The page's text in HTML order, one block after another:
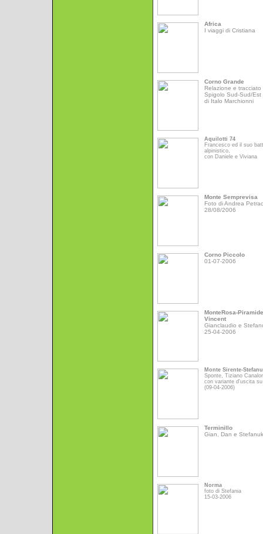
Africa
I viaggi di Cristiana
Corno Grande
Relazione e tracciato
Spigolo Sud-Sud/Est
di Italo Marchionni
Aquilotti 74
Francesco ed il suo
alpinistico,
con Daniele e Viviana
Monte Semprevisa
Foto di Andrea
28/08/2006
Corno Piccolo
01-07-2006
MonteRosa-Piramide
Vincent
Gianclaudio e
25-04-2006
Monte Sirente-
Sponte, Tiziano
con variante d'uscita
(09-04-2006)
Terminillo
Gian, Dan e Stefanuk
Norma
foto di Stefania
15-03-2006